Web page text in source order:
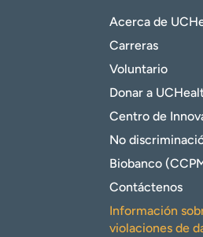
Acerca de
Carreras
Voluntario
Donar a
Centro de
No
Biobanco
Contáctenos
Información
violaciones de